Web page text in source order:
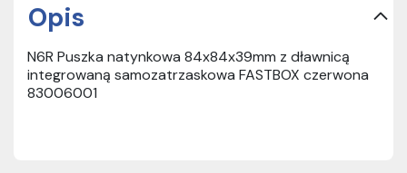
Opis
N6R Puszka natynkowa 84x84x39mm z dławnicą
integrowaną samozatrzaskowa FASTBOX czerwona
83006001